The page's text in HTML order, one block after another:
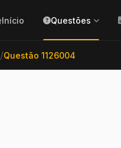
Início Questões
/Questão 1126004